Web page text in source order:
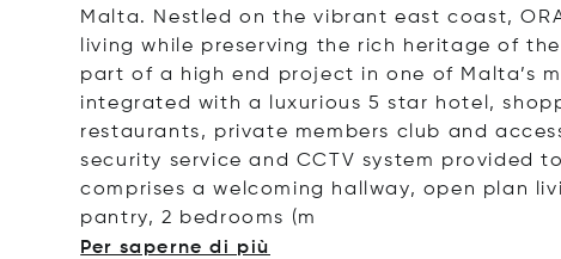
Malta. Nestled on the vibrant east coast,
living while preserving the rich heritage of
part of a high end project in one of Malta’s
integrated with a luxurious 5 star hotel,
restaurants, private members club and
security service and CCTV system provided
comprises a welcoming hallway, open plan
pantry, 2 bedroo ms (m
Per saperne di più